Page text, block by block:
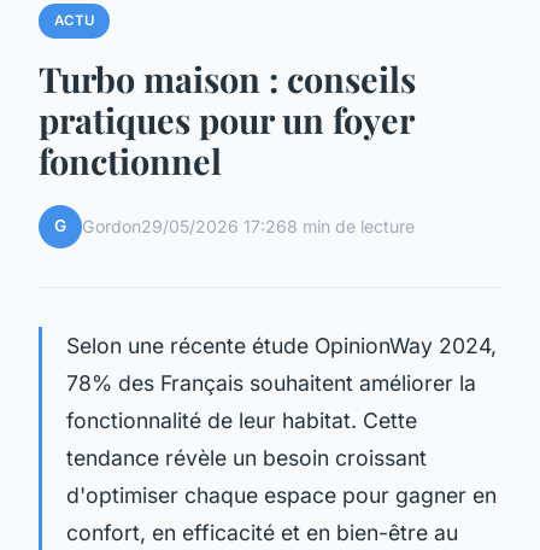
ACTU
Turbo maison : conseils
pratiques pour un foyer
fonctionnel
G Gordon29/05/2026 17:268 min de lecture
Selon une récente étude OpinionWay 2024,
78% des Français souhaitent améliorer la
fonctionnalité de leur habitat. Cette
tendance révèle un besoin croissant
d'optimiser chaque espace pour gagner en
confort, en efficacité et en bien-être au